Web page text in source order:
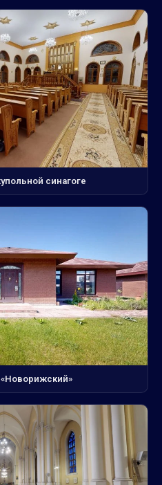
синагоге